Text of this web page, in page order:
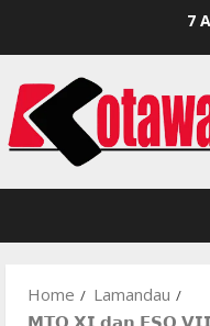
7
Home
Lamandau
𝗠𝗧𝗤 𝗫𝗜 𝗱𝗮𝗻 𝗙𝗦𝗤 𝗩𝗜𝗜